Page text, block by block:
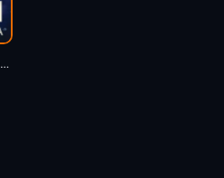
Призраки затонувшего города - Елена Асатурова